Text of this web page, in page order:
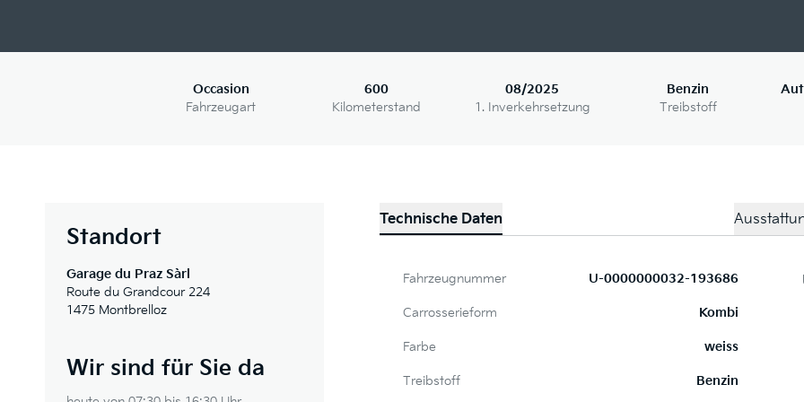
Occasion
Fahrzeugart
600
Kilometerstand
08/2025
1. Inverkehrsetzung
Benzin
Treibstoff
Technische Daten
Fahrzeugnummer U-0000000032-193686
Carrosserieform Kombi
Farbe weiss
Treibstoff Benzin
Standort
Garage du Praz Sàrl
Route du Grandcour 224
1475 Montbrelloz
Wir sind für Sie da